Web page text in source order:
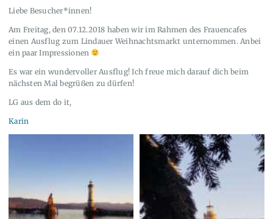
Liebe Besucher*innen!
Am Freitag, den 07.12.2018 haben wir im Rahmen des Frauencafes
einen Ausflug zum Lindauer Weihnachtsmarkt unternommen. Anbei
ein paar Impressionen
Es war ein wundervoller Ausflug! Ich freue mich darauf dich beim
nächsten Mal begrüßen zu dürfen!
LG aus dem do it,
Karin